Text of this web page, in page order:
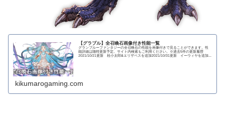
【グラブル】全召喚石画像付き性能一覧
グランブルーファンタジーの全召喚石の性能を画像付きで見ることができます。性
能詳細は随時更新予定。サイト内検索もご利用ください。※過去5件の更新履歴
2021/10/21更新 桂小太郎&エリザベスを追加2021/10/31更新 イーウィヤを追加...
kikumarogaming.com